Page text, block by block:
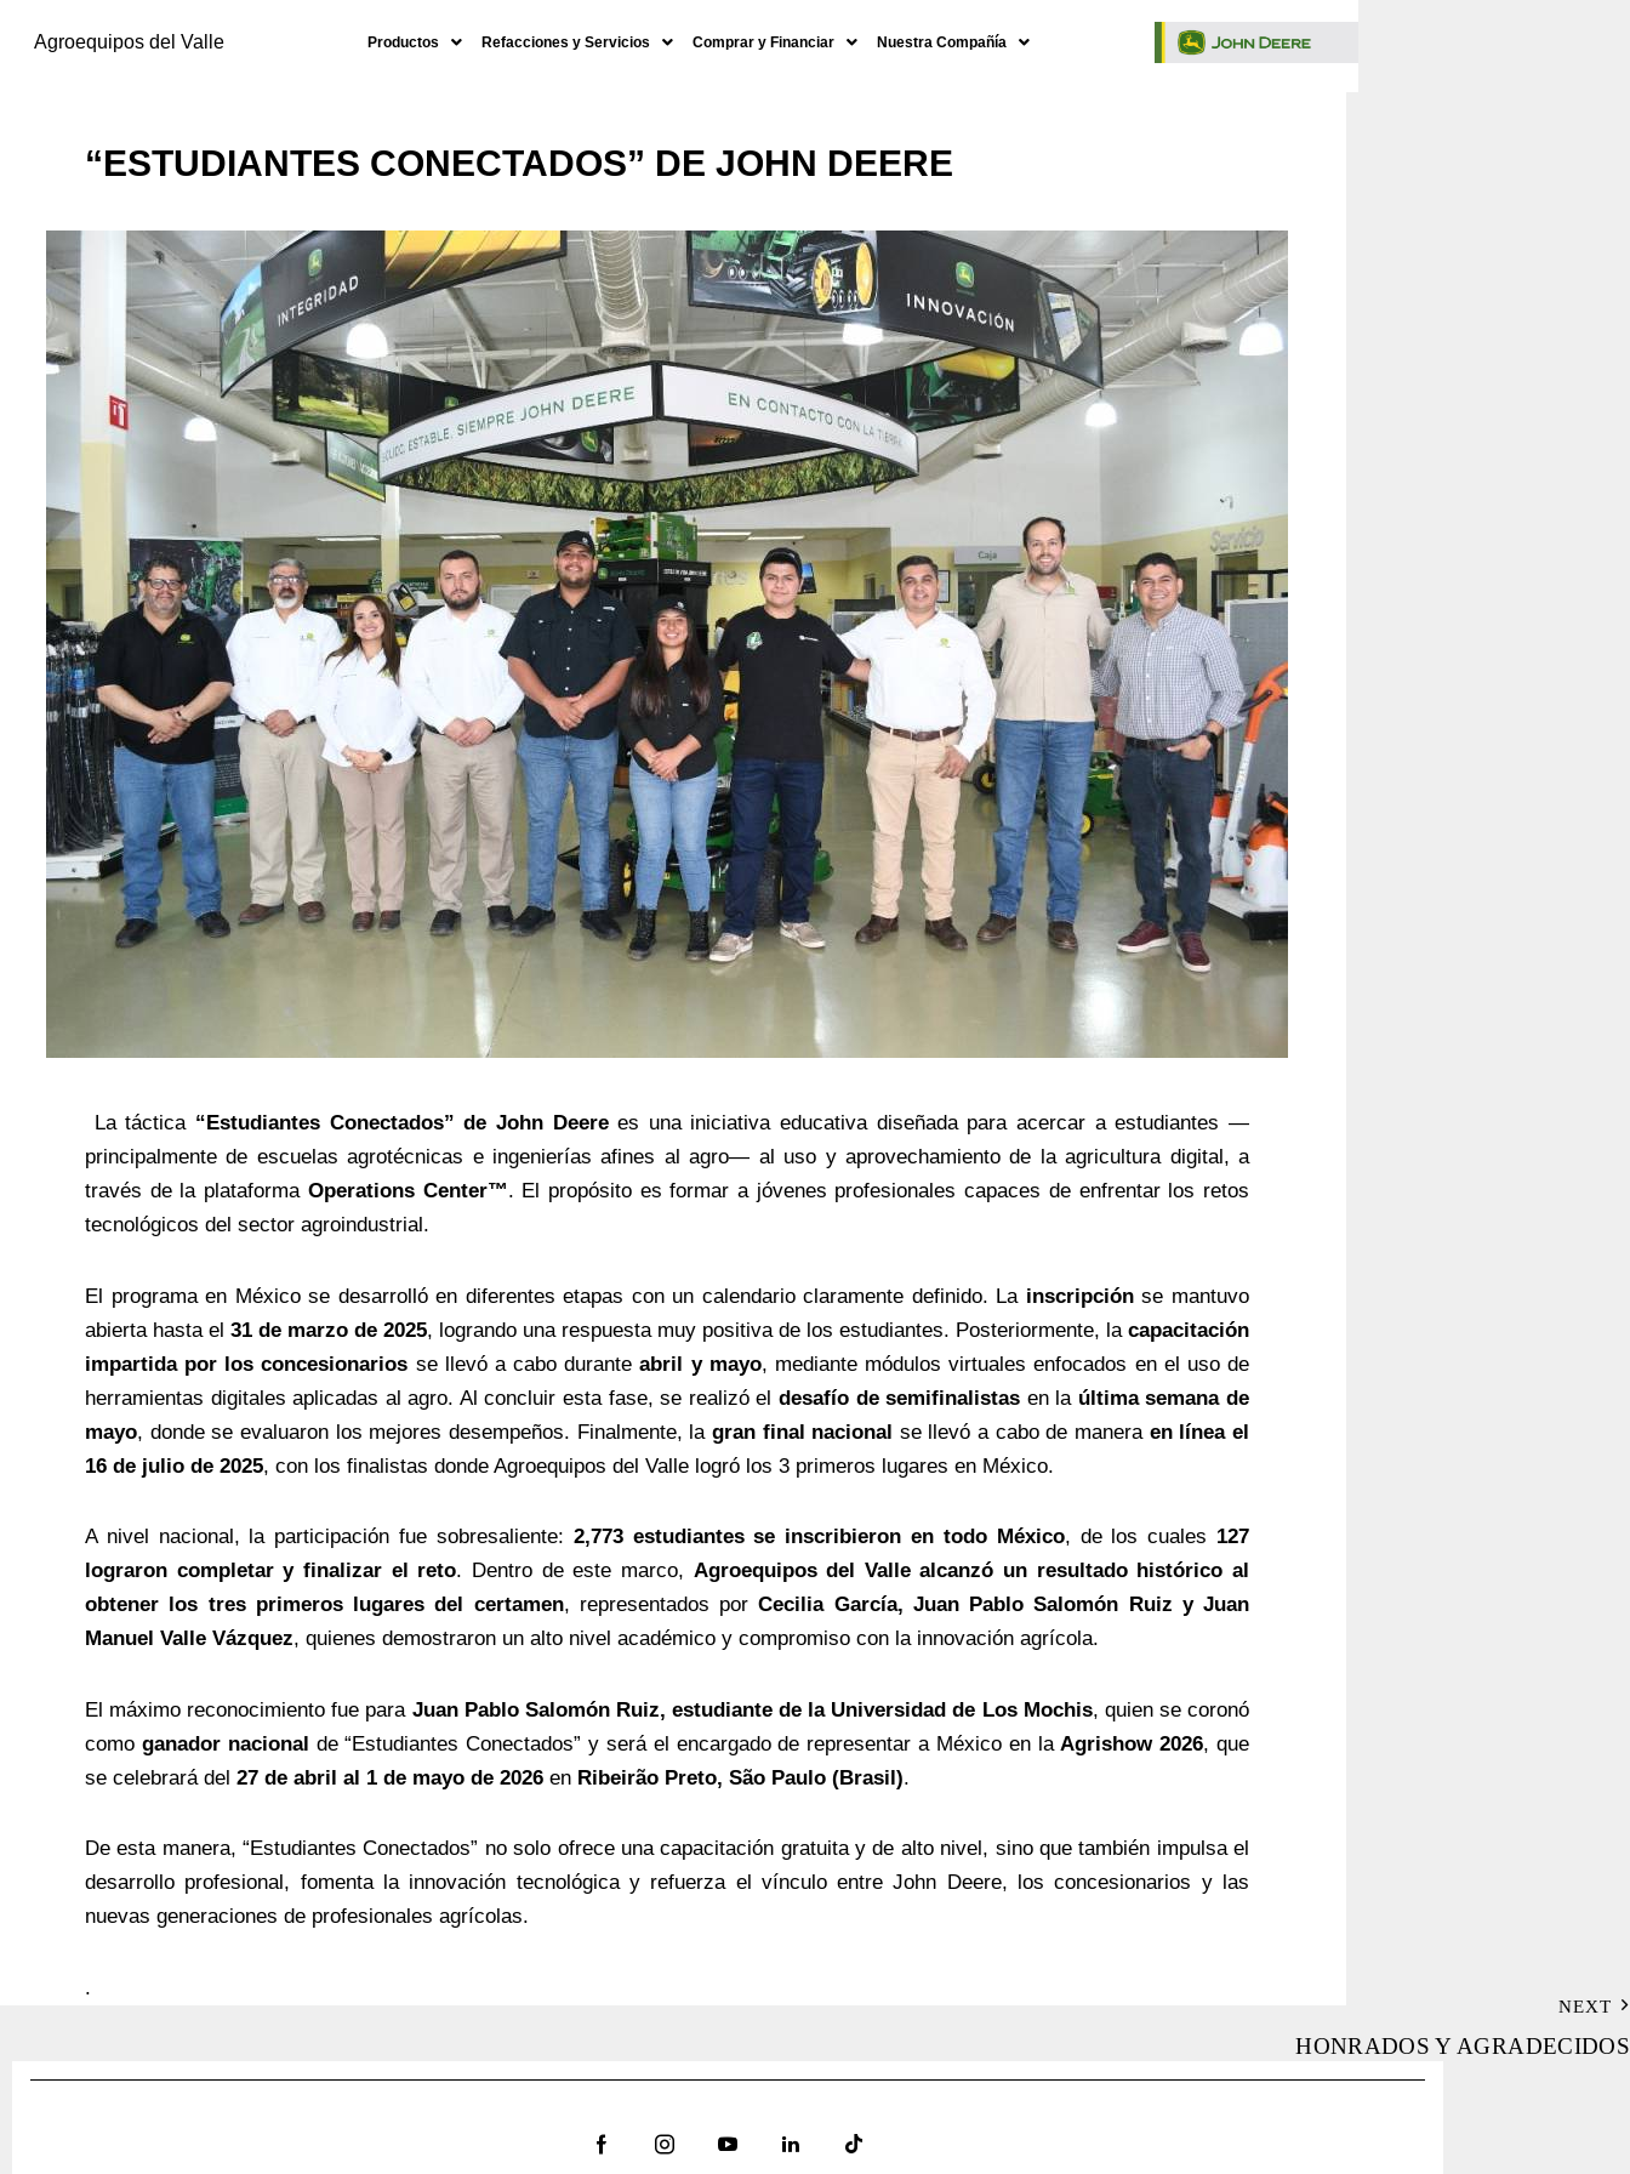
Agroequipos del Valle Productos Refacciones y Servicios Comprar y Financiar Nuestra Compañía
“ESTUDIANTES CONECTADOS” DE JOHN DEERE
La táctica “Estudiantes Conectados” de John Deerees una iniciativa educativa diseñada para acercar a estudiantes —
principalmente de escuelas agrotécnicas e ingenierías afines al agro— al uso y aprovechamiento de la agricultura digital, a
través de la plataforma Operations Center™. El propósito es formar a jóvenes profesionales capaces de enfrentar los retos
tecnológicos del sector agroindustrial.
El programa en México se desarrolló en diferentes etapas con un calendario claramente definido. La inscripciónse mantuvo
abierta hasta el 31 de marzo de 2025, logrando una respuesta muy positiva de los estudiantes. Posteriormente, la capacitación
impartida por los concesionarios se llevó a cabo duranteabril y mayo, mediante módulos virtuales enfocados en el uso de
herramientas digitales aplicadas al agro. Al concluir esta fase, se realizó el desafío de semifinalistas en la última semana de
mayo, donde se evaluaron los mejores desempeños. Finalmente, la gran final nacional se llevó a cabo de manera en línea el
16 de julio de 2025, con los finalistas donde Agroequipos del Valle logró los 3 primeros lugares en México.
A nivel nacional, la participación fue sobresaliente: 2,773 estudiantes se inscribieron en todo México, de los cuales 127
lograron completar y finalizar el reto. Dentro de este marco, Agroequipos del Valle alcanzó un resultado histórico al
obtener los tres primeros lugares del certamen, representados porCecilia García, Juan Pablo Salomón Ruiz y Juan
Manuel Valle Vázquez, quienes demostraron un alto nivel académico y compromiso con la innovación agrícola.
El máximo reconocimiento fue para Juan Pablo Salomón Ruiz, estudiante de la Universidad de Los Mochis, quien se coronó
como ganador nacional de “Estudiantes Conectados” y será el encargado de representar a México en la Agrishow 2026, que
se celebrará del 27 de abril al 1 de mayo de 2026 en Ribeirão Preto, São Paulo (Brasil).
De esta manera, “Estudiantes Conectados” no solo ofrece una capacitación gratuita y de alto nivel, sino que también impulsa el
desarrollo profesional, fomenta la innovación tecnológica y refuerza el vínculo entre John Deere, los concesionarios y las
nuevas generaciones de profesionales agrícolas.
.
NEXT
HONRADOS Y AGRADECIDOS